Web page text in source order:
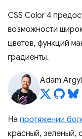
CSS Color 4
возможности
цветов, функций
градиенты.
Adam
На протяжении
красный, зеленый,